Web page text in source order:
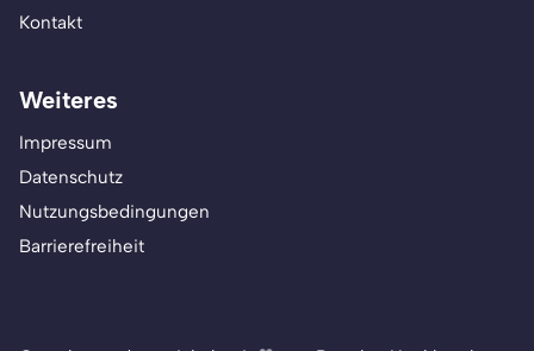
Kontakt
Weiteres
Impressum
Datenschutz
Nutzungsbedingungen
Barrierefreiheit